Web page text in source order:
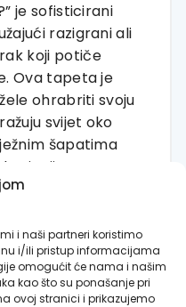
i naši partneri koristimo
i/ili pristup informacijama
omogućit će nama i našim
kao što su ponašanje pri
ovoj stranici i prikazujemo
je sofisticirani
razigrani ali
koji potiče
Ova tapeta je
ohrabriti svoju
svijet oko
šapatima